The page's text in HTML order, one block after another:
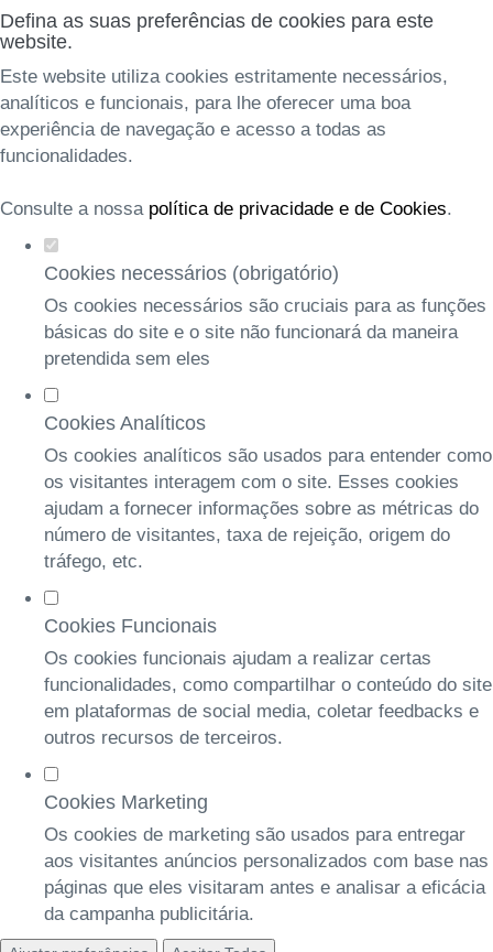
Defina as suas preferências de cookies para este
website.
Este website utiliza cookies estritamente necessários,
analíticos e funcionais, para lhe oferecer uma boa
experiência de navegação e acesso a todas as
funcionalidades.
Consulte a nossa política de privacidade e de Cookies.
Cookies necessários (obrigatório)
Os cookies necessários são cruciais para as funções
básicas do site e o site não funcionará da maneira
pretendida sem eles
Cookies Analíticos
Os cookies analíticos são usados para entender como
os visitantes interagem com o site. Esses cookies
ajudam a fornecer informações sobre as métricas do
número de visitantes, taxa de rejeição, origem do
tráfego, etc.
Cookies Funcionais
Os cookies funcionais ajudam a realizar certas
funcionalidades, como compartilhar o conteúdo do site
em plataformas de social media, coletar feedbacks e
outros recursos de terceiros.
Cookies Marketing
Os cookies de marketing são usados para entregar
aos visitantes anúncios personalizados com base nas
páginas que eles visitaram antes e analisar a eficácia
da campanha publicitária.